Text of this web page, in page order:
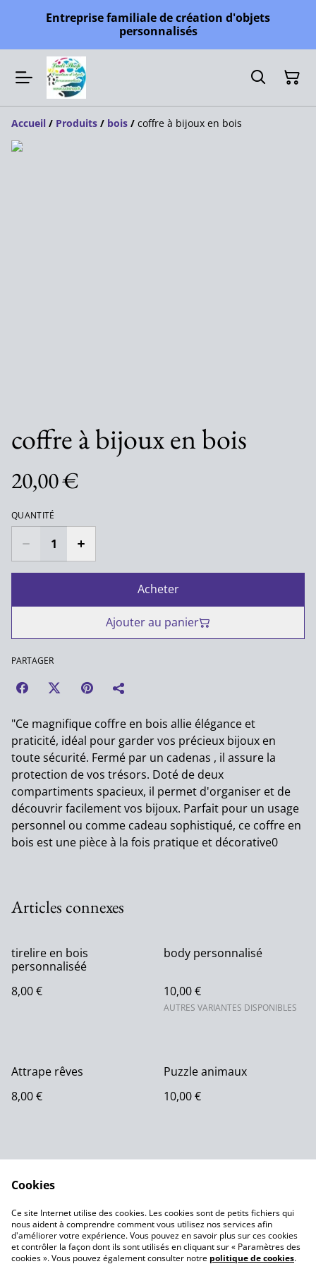
Entreprise familiale de création d'objets
personnalisés
Accueil / Produits / bois / coffre à bijoux en bois
coffre à bijoux en bois
20,00 €
QUANTITÉ
Acheter
Ajouter au panier
PARTAGER
"Ce magnifique coffre en bois allie élégance et
praticité, idéal pour garder vos précieux bijoux en
toute sécurité. Fermé par un cadenas , il assure la
protection de vos trésors. Doté de deux
compartiments spacieux, il permet d'organiser et de
découvrir facilement vos bijoux. Parfait pour un usage
personnel ou comme cadeau sophistiqué, ce coffre en
bois est une pièce à la fois pratique et décorative0
Articles connexes
tirelire en bois
personnaliséé
8,00 €
body personnalisé
10,00 €
AUTRES VARIANTES DISPONIBLES
Attrape rêves
8,00 €
Puzzle animaux
10,00 €
Contactez-nous
Conditions
Politique de
confidentialité
Politique de cookies
Cookies
Ce site Internet utilise des cookies. Les cookies sont de petits fichiers qui
nous aident à comprendre comment vous utilisez nos services afin
d'améliorer votre expérience. Vous pouvez en savoir plus sur ces cookies
et contrôler la façon dont ils sont utilisés en cliquant sur « Paramètres des
cookies ». Vous pouvez également consulter notre politique de cookies.